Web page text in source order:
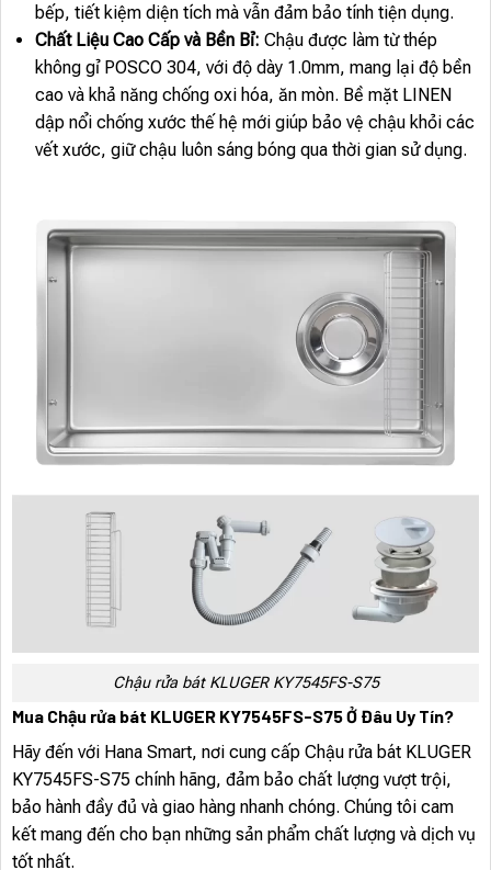
bếp, tiết kiệm diện tích mà vẫn đảm bảo tính tiện dụng.
Chất Liệu Cao Cấp và Bền Bỉ: Chậu được làm từ thép
không gỉ POSCO 304, với độ dày 1.0mm, mang lại độ bền
cao và khả năng chống oxi hóa, ăn mòn. Bề mặt LINEN
dập nổi chống xước thế hệ mới giúp bảo vệ chậu khỏi các
vết xước, giữ chậu luôn sáng bóng qua thời gian sử dụng.
Chậu rửa bát KLUGER KY7545FS-S75
Mua Chậu rửa bát KLUGER KY7545FS-S75 Ở Đâu Uy Tín?
Hãy đến với Hana Smart, nơi cung cấp Chậu rửa bát KLUGER
KY7545FS-S75 chính hãng, đảm bảo chất lượng vượt trội,
bảo hành đầy đủ và giao hàng nhanh chóng. Chúng tôi cam
kết mang đến cho bạn những sản phẩm chất lượng và dịch vụ
tốt nhất.